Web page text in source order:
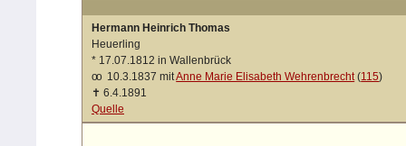
Hermann Heinrich Thomas
Heuerling
* 17.07.1812 in Wallenbrück
oo
10.3.1837 mitAnne Marie Elisabeth Wehrenbrecht(115)
✝ 6.4.1891
Quelle